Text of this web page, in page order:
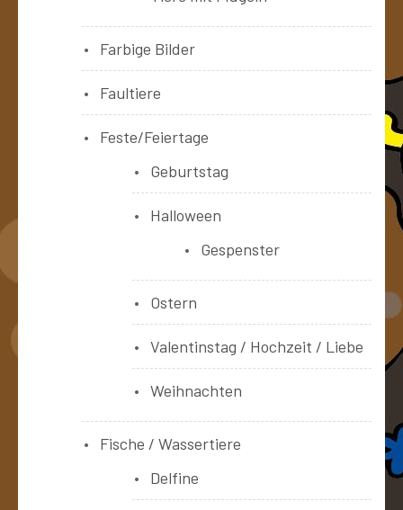
Farbige Bilder
Faultiere
Feste/Feiertage
Geburtstag
Halloween
Gespenster
Ostern
Valentinstag / Hochzeit / Liebe
Weihnachten
Fische / Wassertiere
Delfine